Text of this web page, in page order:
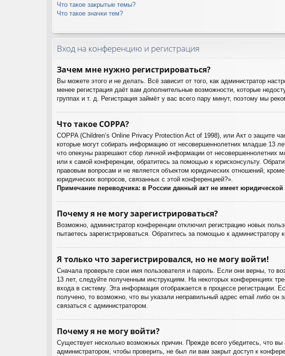
Что такое закрытые темы?
Что такое значки тем?
Вход на конференцию и регистрация
Зачем мне нужно регистрироваться?
Вы можете этого и не делать. Всё зависит от того, как администратор
менее регистрация даёт вам дополнительные возможности, которые
группах и т. д. Регистрация займёт у вас всего пару минут, поэтому мы
Что такое COPPA?
COPPA (Children’s Online Privacy Protection Act of 1998), или Акт о защите
которые могут собирать информацию от несовершеннолетних младше 13
что опекуны разрешают сбор личной информации от
или к самой конференции, обратитесь за помощью к юрисконсульту.
правовым вопросам и не является объектом юридических отношений,
юридических вопросов, связанных с этой конференцией?».
Примечание переводчика: в России данный акт не имеет
Почему я не могу зарегистрироваться?
Возможно, администратор конференции отключил регистрацию новых
пытаетесь зарегистрироваться. Обратитесь за помощью к администратору
Я только что зарегистрировался, но не могу войти!
Сначала проверьте свои имя пользователя и пароль. Если они верны, то
13 лет, следуйте полученным инструкциям. На некоторых конференциях
входа в систему. Эта информация отображается в процессе
получено, то возможно, что вы указали неправильный адрес email либо
связаться с администратором.
Почему я не могу войти?
Существует несколько возможных причин. Прежде всего убедитесь, что
администратором, чтобы проверить, не был ли вам закрыт доступ к